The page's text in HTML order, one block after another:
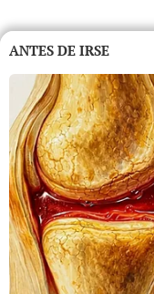
ANTES DE IRSE